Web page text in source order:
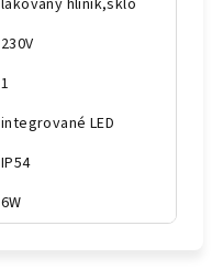
lakovaný hliník,sklo
230V
1
integrované LED
IP54
6W